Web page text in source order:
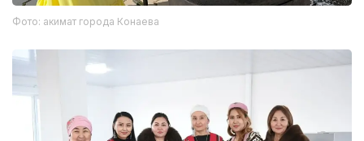
Фото: акимат города Конаева